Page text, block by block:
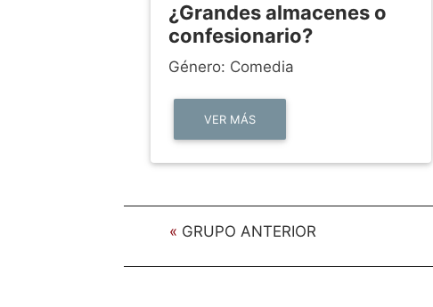
¿Grandes almacenes o
confesionario?
Género: Comedia
VER MÁS
« GRUPO ANTERIOR